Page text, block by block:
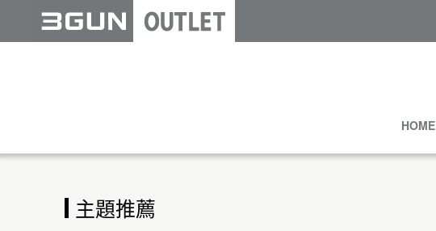
HOME
主題推薦